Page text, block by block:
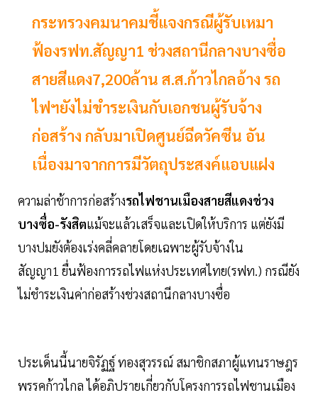
กระทรวงคมนาคมชี้แจงกรณีผู้รับเหมา
ฟ้องรฟท.สัญญา1 ช่วงสถานีกลางบางซื่อ
สายสีแดง7,200ล้าน ส.ส.ก้าวไกลอ้าง รถ
ไฟฯยังไม่ขำระเงินกับเอกชนผู้รับจ้าง
ก่อสร้าง กลับมาเปิดศูนย์ฉีดวัคซีน อัน
เนื่องมาจากการมีวัตถุประสงค์แอบแฝง
ความล่าช้าการก่อสร้างรถไฟชานเมืองสายสีแดงช่วง
บางซื่อ-รังสิตแม้จะแล้วเสร็จและเปิดให้บริการ แต่ยังมี
บางปมยังต้องเร่งคลี่คลายโดยเฉพาะผู้รับจ้างใน
สัญญา1 ยื่นฟ้องการรถไฟแห่งประเทศไทย(รฟท.) กรณียัง
ไม่ชำระเงินค่าก่อสร้างช่วงสถานีกลางบางซื่อ
ประเด็นนี้นายจิรัฏฐ์ ทองสุวรรณ์ สมาชิกสภาผู้แทนราษฎร
พรรคก้าวไกล ได้อภิปรายเกี่ยวกับโครงการรถไฟชานเมือง